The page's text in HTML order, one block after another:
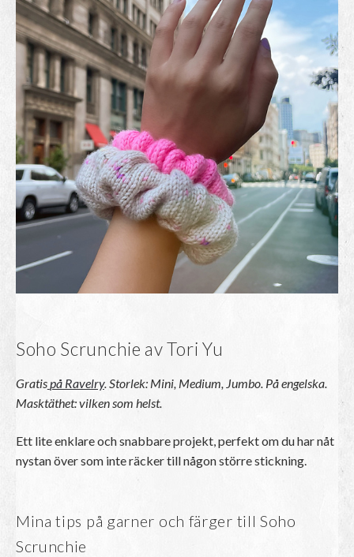
Soho Scrunchie av Tori Yu
Gratispå Ravelry.Storlek: Mini, Medium, Jumbo. På engelska.
Masktäthet: vilken som helst.
Ett lite enklare och snabbare projekt, perfekt om du har nåt
nystan över som inte räcker till någon större stickning.
Mina tips på garner och färger till Soho
Scrunchie